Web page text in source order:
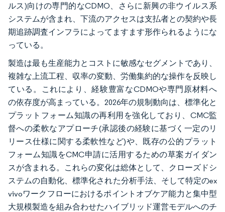
ルス)向けの専門的なCDMO、さらに新興の非ウイルス系
システムが含まれ、下流のアクセスは支払者との契約や長
期追跡調査インフラによってますます形作られるようにな
っている。
製造は最も生産能力とコストに敏感なセグメントであり、
複雑な上流工程、収率の変動、労働集約的な操作を反映し
ている。これにより、経験豊富なCDMOや専門原材料へ
の依存度が高まっている。2026年の規制動向は、標準化と
プラットフォーム知識の再利用を強化しており、CMC監
督への柔軟なアプローチ(承認後の経験に基づく一定のリ
リース仕様に関する柔軟性など)や、既存の公的プラット
フォーム知識をCMC申請に活用するための草案ガイダン
スが含まれる。これらの変化は総体として、クローズドシ
ステムの自動化、標準化された分析手法、そして特定のex
vivoワークフローにおけるポイントオブケア能力と集中型
大規模製造を組み合わせたハイブリッド運営モデルへのチ